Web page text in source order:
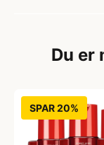
Du er
SPAR 20%